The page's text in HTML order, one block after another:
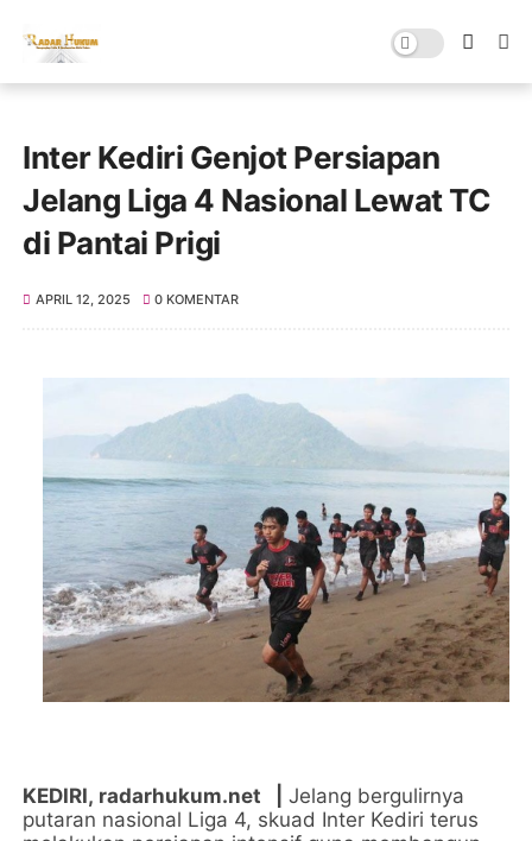
Inter Kediri Genjot Persiapan
Jelang Liga 4 Nasional Lewat TC
di Pantai Prigi
APRIL 12, 2025 0 KOMENTAR
KEDIRI, radarhukum.net
Jelang bergulirnya
putaran nasional Liga 4, skuad Inter Kediri terus